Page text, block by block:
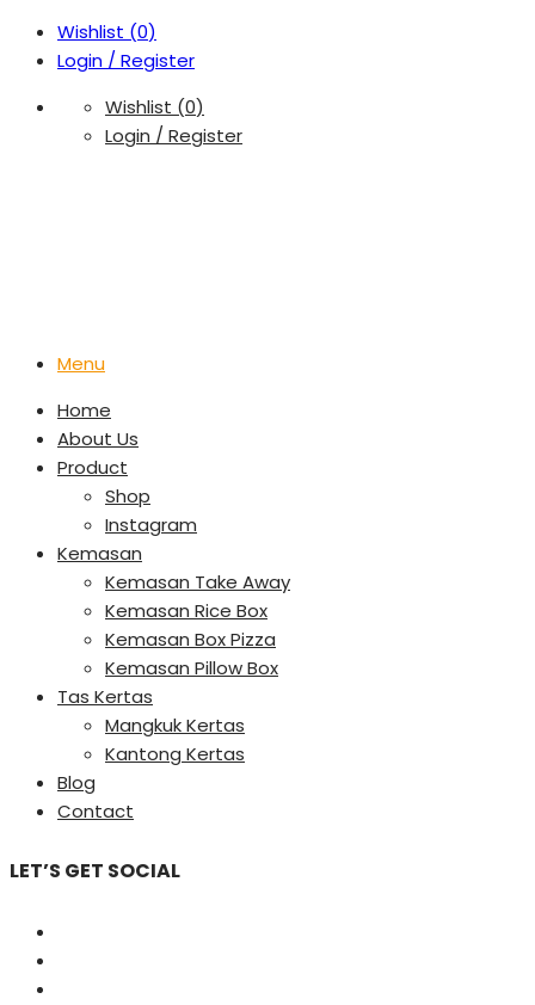
Wishlist (0)
Login / Register
Wishlist (0)
Login / Register
Menu
Home
About Us
Product
Shop
Instagram
Kemasan
Kemasan Take Away
Kemasan Rice Box
Kemasan Box Pizza
Kemasan Pillow Box
Tas Kertas
Mangkuk Kertas
Kantong Kertas
Blog
Contact
LET’S GET SOCIAL